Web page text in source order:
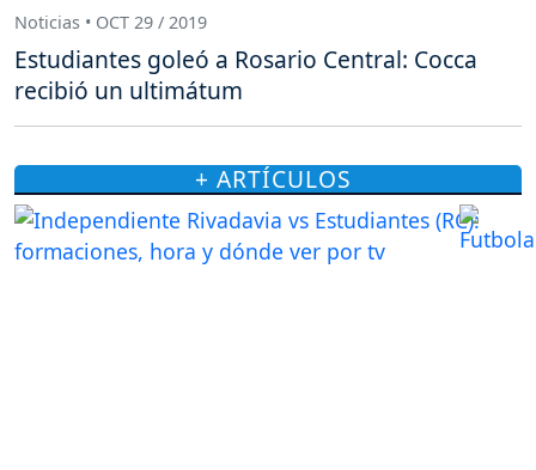
Noticias • OCT 29 / 2019
Estudiantes goleó a Rosario Central: Cocca
recibió un ultimátum
+ ARTÍCULOS